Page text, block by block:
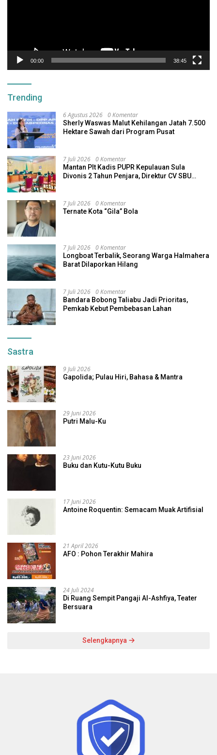
00:00 38:45
Trending
6 Agustus 2026 0 Komentar
Sherly Waswas Malut Kehilangan Jatah 7.500
Hektare Sawah dari Program Pusat
7 Juli 2026 0 Komentar
Mantan Plt Kadis PUPR Kepulauan Sula
Divonis 2 Tahun Penjara, Direktur CV SBU
7 Juli 2026 0 Komentar
Ternate Kota “Gila” Bola
7 Juli 2026 0 Komentar
Longboat Terbalik, Seorang Warga Halmahera
Barat Dilaporkan Hilang
7 Juli 2026 0 Komentar
Bandara Bobong Taliabu Jadi Prioritas,
Pemkab Kebut Pembebasan Lahan
Sastra
9 Juli 2026
Gapolida; Pulau Hiri, Bahasa & Mantra
29 Juni 2026
Putri Malu-Ku
23 Juni 2026
Buku dan Kutu-Kutu Buku
17 Juni 2026
Antoine Roquentin: Semacam Muak Artifisial
21 April 2026
AFO : Pohon Terakhir Mahira
24 Juli 2024
Di Ruang Sempit Pangaji Al-Ashfiya, Teater
Bersuara
Selengkapnya